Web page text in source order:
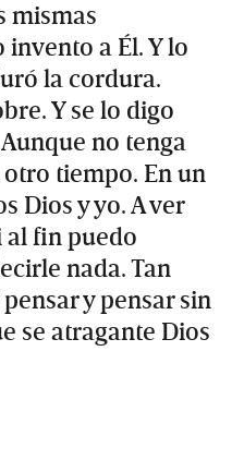
mismas
a Él. Y lo
la cordura.
Y se lo digo
no tenga
tiempo. En un
Dios y yo. A ver
al fin puedo
nada. Tan
y pensar sin
se atragante Dios